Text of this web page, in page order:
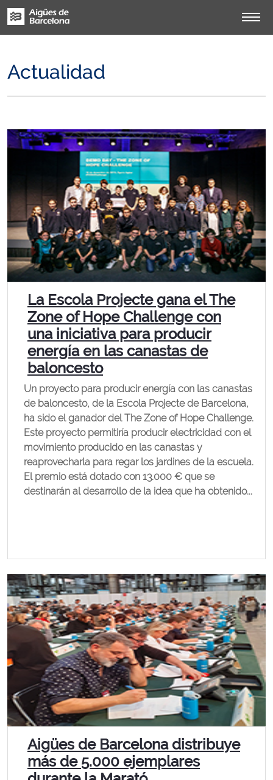
Actualidad
La Escola Projecte gana el The
Zone of Hope Challenge con
una iniciativa para producir
energía en las canastas de
baloncesto
Un proyecto para producir energía con las canastas
de baloncesto, de la Escola Projecte de Barcelona,
ha sido el ganador del The Zone of Hope Challenge.
Este proyecto permitiría producir electricidad con el
movimiento producido en las canastas y
reaprovecharla para regar los jardines de la escuela.
El premio está dotado con 13.000 € que se
destinarán al desarrollo de la idea que ha obtenido...
Aigües de Barcelona distribuye
más de 5.000 ejemplares